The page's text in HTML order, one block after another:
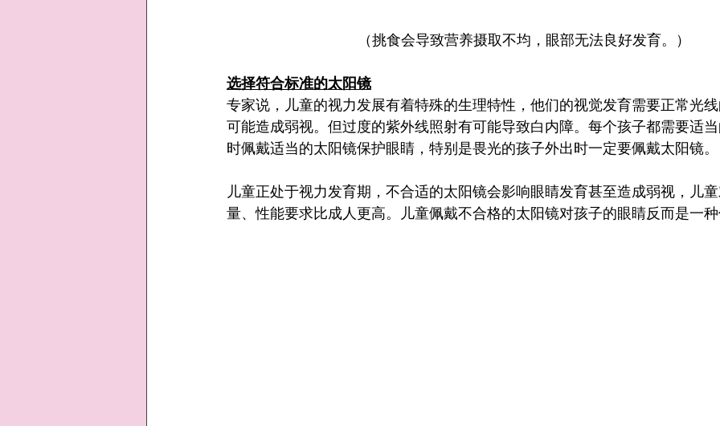
（挑食会导致营养摄取不均，眼部无法良好发育。）
选择符合标准的太阳镜
专家说，儿童的视力发展有着特殊的生理特性，他们的视觉发育需要正常光
可能造成弱视。但过度的紫外线照射有可能导致白内障。每个孩子都需要适
时佩戴适当的太阳镜保护眼睛，特别是畏光的孩子外出时一定要佩戴太阳镜。
儿童正处于视力发育期，不合适的太阳镜会影响眼睛发育甚至造成弱视，儿
量、性能要求比成人更高。儿童佩戴不合格的太阳镜对孩子的眼睛反而是一